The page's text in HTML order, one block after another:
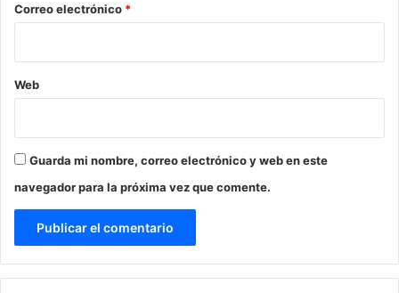
*
Correo electrónico *
Web
Guarda mi nombre, correo electrónico y web en este
navegador para la próxima vez que comente.